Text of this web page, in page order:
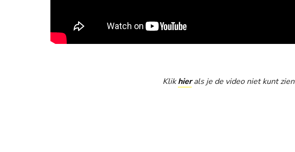
Klikhierals je de video niet kunt zien